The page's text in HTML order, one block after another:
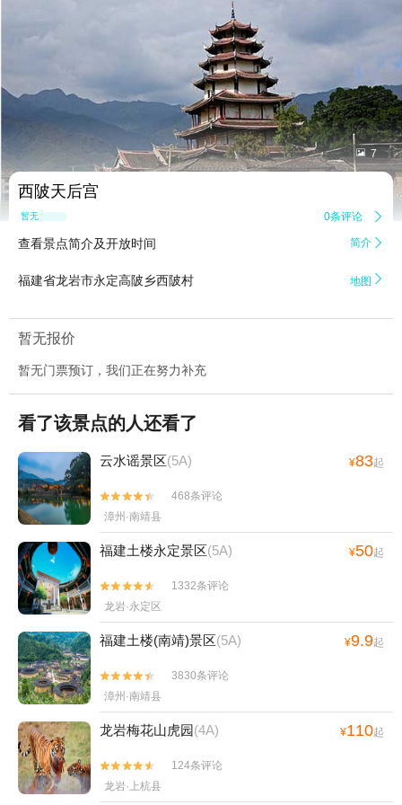
 7
西陂天后宫
暂无点评 0条评论 
查看景点简介及开放时间 简介 
福建省龙岩市永定高陂乡西陂村 地图 
暂无报价
暂无门票预订，我们正在努力补充
看了该景点的人还看了
云水谣景区(5A) ¥83起


468条评论
漳州·南靖县
福建土楼永定景区(5A) ¥50起


1332条评论
龙岩·永定区
福建土楼(南靖)景区(5A) ¥9.9起


3830条评论
漳州·南靖县
龙岩梅花山虎园(4A) ¥110起


124条评论
龙岩·上杭县